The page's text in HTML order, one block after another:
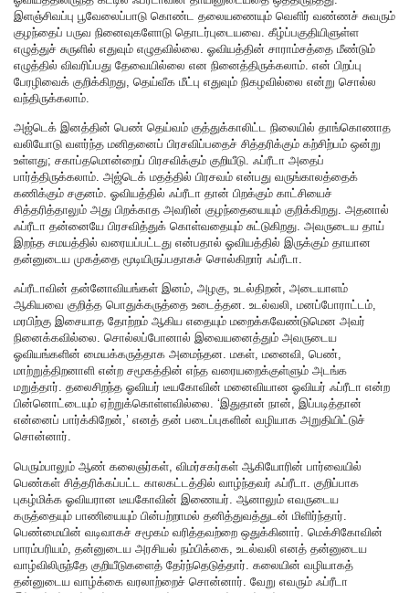
இளஞ்சிவப்பு பூவேலைப்பாடு கொண்ட தலையணையும் வெளிர் வண்ணச் சுவரும்
குழந்தைப் பருவ நினைவுகளோடு தொடர்புடையவை. கீழ்ப்பகுதியிளுள்ள
எழுத்துச் சுருளில் எதுவும் எழுதவில்லை. ஓவியத்தின் சாராம்சத்தை மீண்டும்
எழுத்தில் விவரிப்பது தேவையில்லை என நினைத்திருக்கலாம். என் பிறப்பு
பேரழிவைக் குறிக்கிறது, தெய்வீக மீட்பு எதுவும் நிகழவில்லை என்று சொல்ல
வந்திருக்கலாம்.
அஜ்டெக் இனத்தின் பெண் தெய்வம் குத்துக்காலிட்ட நிலையில் தாங்கொணாத
வலியோடு வளர்ந்த மனிதனைப் பிரசவிப்பதைச் சித்தரிக்கும் கற்சிற்பம் ஒன்று
உள்ளது; சகாப்தமொன்றைப் பிரசவிக்கும் குறியீடு. ஃப்ரீடா அதைப்
பார்த்திருக்கலாம். அஜ்டெக் மதத்தில் பிரசவம் என்பது வருங்காலத்தைக்
கணிக்கும் சகுனம். ஓவியத்தில் ஃப்ரீடா தான் பிறக்கும் காட்சியைச்
சித்தரித்தாலும் அது பிறக்காத அவரின் குழந்தையையும் குறிக்கிறது. அதனால்
ஃப்ரீடா தன்னையே பிரசவித்துக் கொள்வதையும் சுட்டுகிறது. அவருடைய தாய்
இறந்த சமயத்தில் வரையப்பட்டது என்பதால் ஓவியத்தில் இருக்கும் தாயான
தன்னுடைய முகத்தை மூடியிருப்பதாகச் சொல்கிறார் ஃப்ரீடா.
ஃப்ரீடாவின் தன்னோவியங்கள் இனம், அழகு, உடல்திறன், அடையாளம்
ஆகியவை குறித்த பொதுக்கருத்தை உடைத்தன. உடல்வலி, மனப்போராட்டம்,
மரபிற்கு இசையாத தோற்றம் ஆகிய எதையும் மறைக்கவேண்டுமென அவர்
நினைக்கவில்லை. சொல்லப்போனால் இவையனைத்தும் அவருடைய
ஓவியங்களின் மையக்கருத்தாக அமைந்தன. மகள், மனைவி, பெண்,
மாற்றுத்திறனாளி என்ற சமூகத்தின் எந்த வரையறைக்குள்ளும் அடங்க
மறுத்தார். தலைசிறந்த ஓவியர் டீயகோவின் மனைவியான ஓவியர் ஃப்ரீடா என்ற
பின்னொட்டையும் ஏற்றுக்கொள்ளவில்லை. ‘இதுதான் நான், இப்படித்தான்
என்னைப் பார்க்கிறேன்,’ எனத் தன் படைப்புகளின் வழியாக அறுதியிட்டுச்
சொன்னார்.
பெரும்பாலும் ஆண் கலைஞர்கள், விமர்சகர்கள் ஆகியோரின் பார்வையில்
பெண்கள் சித்தரிக்கப்பட்ட காலகட்டத்தில் வாழ்ந்தவர் ஃப்ரீடா. குறிப்பாக
புகழ்மிக்க ஓவியரான டீயகோவின் இணையர். ஆனாலும் எவருடைய
கருத்தையும் பாணியையும் பின்பற்றாமல் தனித்துவத்துடன் மிளிர்ந்தார்.
பெண்மையின் வடிவாகச் சமூகம் வரித்தவற்றை ஒதுக்கினார். மெக்சிகோவின்
பாரம்பரியம், தன்னுடைய அரசியல் நம்பிக்கை, உடல்வலி எனத் தன்னுடைய
வாழ்விலிருந்தே குறியீடுகளைத் தேர்ந்தெடுத்தார். கலையின் வழியாகத்
தன்னுடைய வாழ்க்கை வரலாற்றைச் சொன்னார். வேறு எவரும் ஃப்ரீடா